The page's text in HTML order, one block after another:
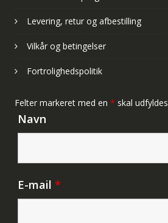
Levering, retur og afbestilling
Vilkår og betingelser
Fortrolighedspolitik
Felter markeret med en * skal udfyldes
Navn
E-mail *